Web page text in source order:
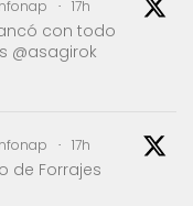
· 17h
con todo
@asagirok
· 17h
de Forrajes